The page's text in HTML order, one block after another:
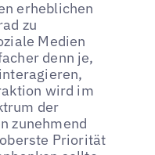
erheblichen
zu
Medien
denn je,
wird im
der
zunehmend
Priorität